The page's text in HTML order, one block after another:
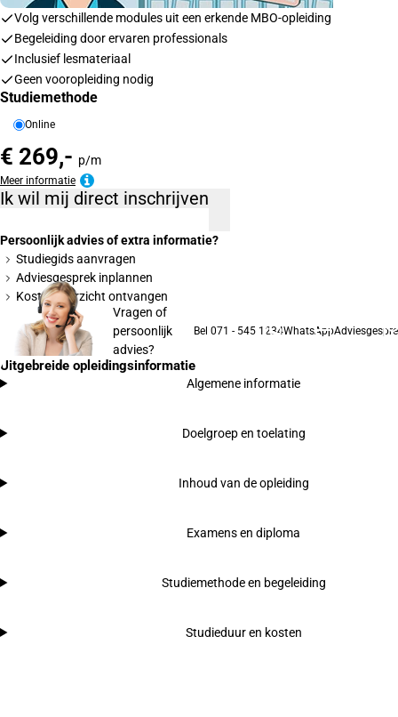
Volg verschillende modules uit een erkende MBO-opleiding
Begeleiding door ervaren professionals
Inclusief lesmateriaal
Geen vooropleiding nodig
Studiemethode
Online
€ 269,- p/m
Meer informatie
Ik wil mij direct inschrijven
Persoonlijk advies of extra informatie?
Studiegids aanvragen
Adviesgesprek inplannen
Kostenoverzicht ontvangen
Vragen of
persoonlijk
advies?
Bel 071 - 545 1234WhatsApp
Uitgebreide opleidingsinformatie
Algemene informatie
Doelgroep en toelating
Inhoud van de opleiding
Examens en diploma
Studiemethode en begeleiding
Studieduur en kosten